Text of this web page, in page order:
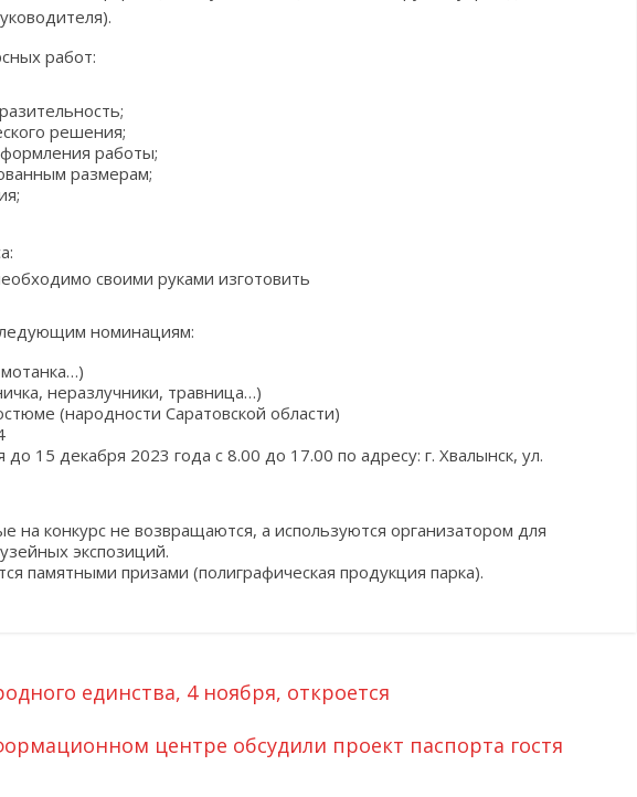
работ:
решения;
работы;
размерам;
своими руками изготовить
номинациям:
неразлучники, травница…)
(народности Саратовской области)
15 декабря 2023 года с 8.00 до 17.00 по адресу: г. Хвалынск, ул.
на конкурс не возвращаются, а используются организатором для
экспозиций.
памятными призами (полиграфическая продукция парка).
единства, 4 ноября, откроется
центре обсудили проект паспорта гостя